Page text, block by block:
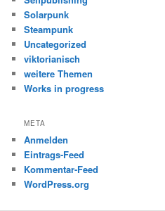
Solarpunk
Steampunk
Uncategorized
viktorianisch
weitere Themen
Works in progress
META
Anmelden
Eintrags-Feed
Kommentar-Feed
WordPress.org